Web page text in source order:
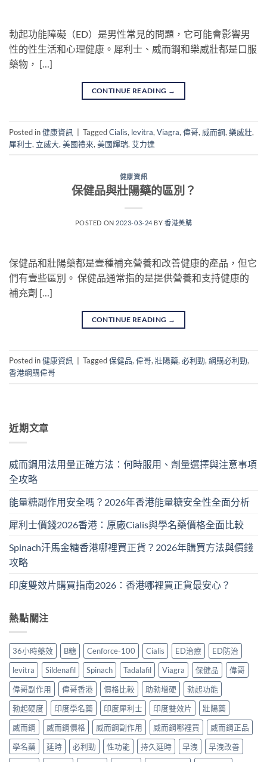
勃起功能障礙（ED）是男性常見的問題，它可能會影響男
性的性生活和心理健康。犀利士、威而鋼和樂威壯都是口服
藥物， […]
CONTINUE READING →
Posted in健康資訊 TaggedCialis, levitra, Viagra, 偉哥, 威而鋼, 樂威壯,
犀利士, 立威大, 美國禮來, 美國輝瑞, 艾力達
健康資訊
保健品與壯陽藥的區別？
POSTED ON 2023-03-24 BY香港美購
保健品和壯陽藥都是壹種補充營養和改善健康的產品，但它
們有壹些區別。 保健品通常指的是提供營養和支持健康的
補充劑 […]
CONTINUE READING →
Posted in健康資訊 Tagged保健品,偉哥,壯陽藥,必利勁,網購必利勁,
香港網購偉哥
近期文章
威而鋼用法用量正確方法：何時服用、劑量選擇與注意事項
全攻略
能量糖副作用安全嗎？2026年香港能量糖安全性全面分析
犀利士價錢2026香港：原廠Cialis與學名藥價格全面比較
Spinach汗馬金糖香港哪裡買正貨？2026年購買方法與價錢
攻略
印度雙效片購買指南2026：香港哪裡買正貨最安心？
熱點關注
36小時藥效 B糖 Cenforce-100 Cialis ED治療
ED防治
levitra
Sildenafil Spinach Tadalafil Viagra 保健品
偉哥
偉哥副作用
偉哥香港 價格比較 助勃增硬
勃起功能
勃起硬度
印度學名藥 印度犀利士 印度雙效片
壯陽藥
威而鋼
威而鋼價格 威而鋼副作用 威而鋼哪裡買
威而鋼正品
學名藥
延時 必利勁 性功能 持久延時 早洩
早洩改善